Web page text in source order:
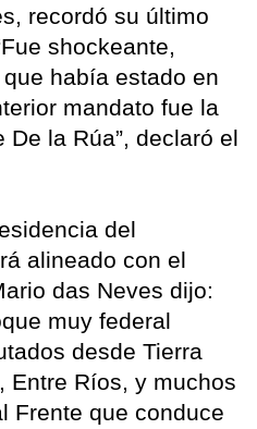
recordó su último
shockeante,
había estado en
mandato fue la
la Rúa”, declaró el
del
alineado con el
das Neves dijo:
muy federal
desde Tierra
Entre Ríos, y muchos
Frente que conduce